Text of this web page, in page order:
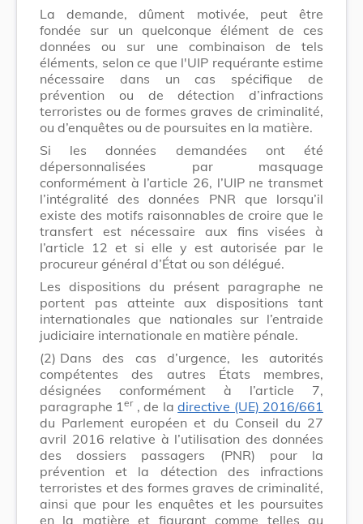
La demande, dûment motivée, peut être
fondée sur un quelconque élément de ces
données ou sur une combinaison de tels
éléments, selon ce que l'UIP requérante estime
nécessaire dans un cas spécifique de
prévention ou de détection d’infractions
terroristes ou de formes graves de criminalité,
ou d’enquêtes ou de poursuites en la matière.
Si les données demandées ont été
dépersonnalisées par masquage
conformément à l’article 26, l’UIP ne transmet
l’intégralité des données PNR que lorsqu’il
existe des motifs raisonnables de croire que le
transfert est nécessaire aux fins visées à
l’article 12 et si elle y est autorisée par le
procureur général d’État ou son délégué.
Les dispositions du présent paragraphe ne
portent pas atteinte aux dispositions tant
internationales que nationales sur l’entraide
judiciaire internationale en matière pénale.
(2) Dans des cas d’urgence, les autorités
compétentes des autres États membres,
désignées conformément à l’article 7,
paragraphe 1er, de ladirective (UE) 2016/661
du Parlement européen et du Conseil du 27
avril 2016 relative à l’utilisation des données
des dossiers passagers (PNR) pour la
prévention et la détection des infractions
terroristes et des formes graves de criminalité,
ainsi que pour les enquêtes et les poursuites
en la matière et figurant comme telles au